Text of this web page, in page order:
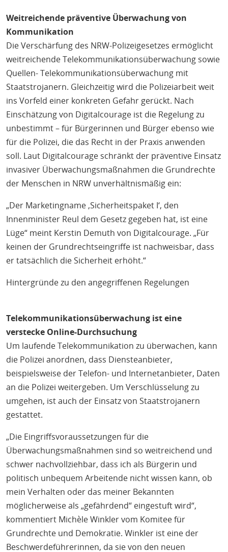
Weitreichende präventive Überwachung von
Kommunikation
Die Verschärfung des NRW-Polizeigesetzes ermöglicht
weitreichende Telekommunikationsüberwachung sowie
Quellen- Telekommunikationsüberwachung mit
Staatstrojanern. Gleichzeitig wird die Polizeiarbeit weit
ins Vorfeld einer konkreten Gefahr gerückt. Nach
Einschätzung von Digitalcourage ist die Regelung zu
unbestimmt – für Bürgerinnen und Bürger ebenso wie
für die Polizei, die das Recht in der Praxis anwenden
soll. Laut Digitalcourage schränkt der präventive Einsatz
invasiver Überwachungsmaßnahmen die Grundrechte
der Menschen in NRW unverhältnismäßig ein:
„Der Marketingname ‚Sicherheitspaket I‘, den
Innenminister Reul dem Gesetz gegeben hat, ist eine
Lüge“ meint Kerstin Demuth von Digitalcourage. „Für
keinen der Grundrechtseingriffe ist nachweisbar, dass
er tatsächlich die Sicherheit erhöht.“
Hintergründe zu den angegriffenen Regelungen
Telekommunikationsüberwachung ist eine
verstecke Online-Durchsuchung
Um laufende Telekommunikation zu überwachen, kann
die Polizei anordnen, dass Diensteanbieter,
beispielsweise der Telefon- und Internetanbieter, Daten
an die Polizei weitergeben. Um Verschlüsselung zu
umgehen, ist auch der Einsatz von Staatstrojanern
gestattet.
„Die Eingriffsvoraussetzungen für die
Überwachungsmaßnahmen sind so weitreichend und
schwer nachvollziehbar, dass ich als Bürgerin und
politisch unbequem Arbeitende nicht wissen kann, ob
mein Verhalten oder das meiner Bekannten
möglicherweise als „gefährdend“ eingestuft wird“,
kommentiert Michèle Winkler vom Komitee für
Grundrechte und Demokratie. Winkler ist eine der
Beschwerdeführerinnen, da sie von den neuen